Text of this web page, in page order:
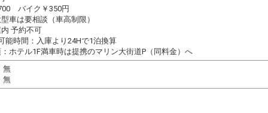
バイク￥350円
車は要相談（車高制限）
予約不可
能時間：入庫より24Hで1泊換算
ホテル1F満車時は提携のマリン大街道P（同料金）へ
無
無